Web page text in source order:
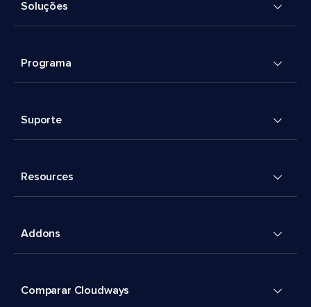
Soluções
Programa
Suporte
Resources
Addons
Comparar Cloudways